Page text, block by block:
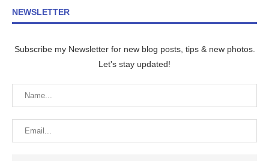
NEWSLETTER
Subscribe my Newsletter for new blog posts, tips & new photos.
Let's stay updated!